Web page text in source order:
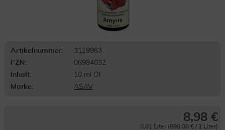
Artikelnummer:
3119963
PZN:
06984032
Inhalt:
10 ml Öl
Marke:
ASAV
8,98 €
0.01 Liter (898,00 € / 1 Liter)